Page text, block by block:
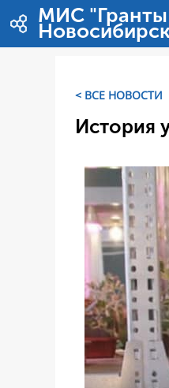
内容へスキップ
МИС "Гранты
< ВСЕ НОВОСТИ
История